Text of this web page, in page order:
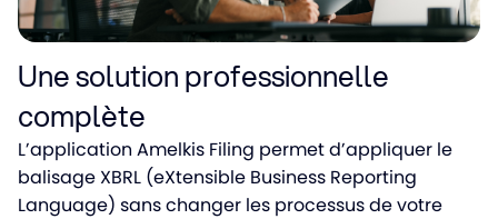
Une solution professionnelle
complète
L’application Amelkis Filing permet d’appliquer le
balisage XBRL (eXtensible Business Reporting
Language) sans changer les processus de votre